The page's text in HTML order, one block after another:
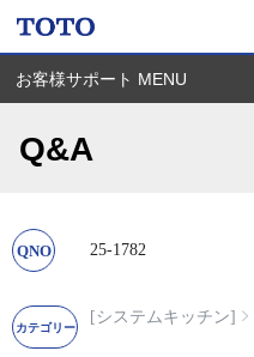
お客様サポート MENU
Q&A
25-1782
[システムキッチン]